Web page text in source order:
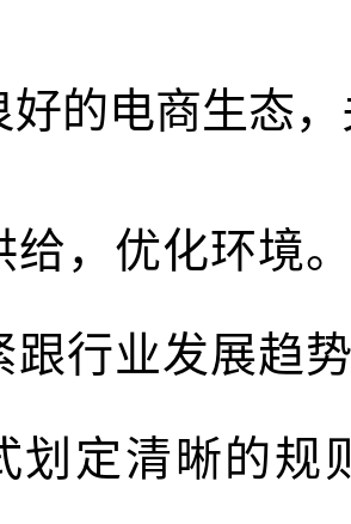
好的电商生态
给，优化环境
跟行业发展趋
划定清晰的规